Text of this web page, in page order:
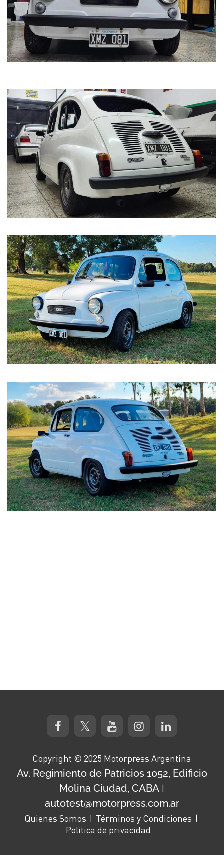
Copyright © 2025 Motorpress Argentina
Av. Regimiento de Patricios 1052, Edificio
Molina Ciudad, CABA |
autotest@motorpress.com.ar
Quienes Somos
Términos y Condiciones
Politica de privacidad